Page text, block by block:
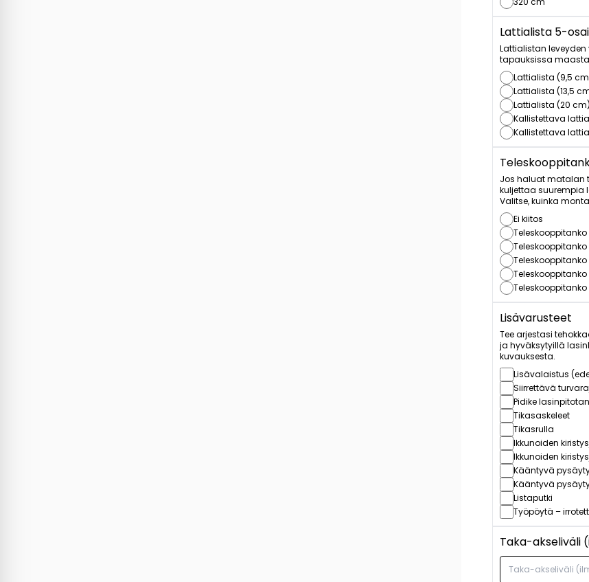
Lattialista 5-
Lattialistan
tapauksissa
Lattialista (9,5
Lattialista (13,5
Lattialista (20 cm)
Kallistettava
Kallistettava
Jos haluat matalan
kuljettaa suurempia
Valitse, kuinka
Ei kiitos
Lisävarusteet
Tee arjestasi
ja hyväksytyillä
kuvauksesta.
Lisävalaistus
Siirrettävä
Pidike
Tikasaskeleet
Tikasrulla
Ikkunoiden
Ikkunoiden
Kääntyvä
Kääntyvä
Listaputki
Työpöytä –
Taka-akseliväli